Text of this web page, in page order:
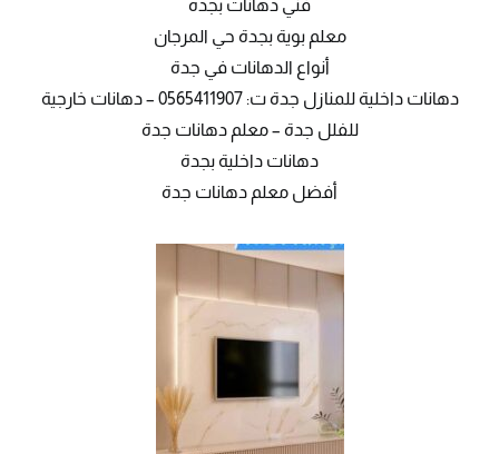
فني دهانات بجده
معلم بوية بجدة حي المرجان
أنواع الدهانات في جدة
دهانات داخلية للمنازل جدة ت: 0565411907 – دهانات خارجية
للفلل جدة – معلم دهانات جدة
دهانات داخلية بجدة
أفضل معلم دهانات جدة